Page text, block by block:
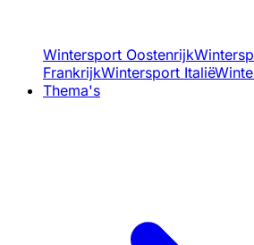
Wintersport Oostenrijk
FrankrijkWintersport Italië
Thema's